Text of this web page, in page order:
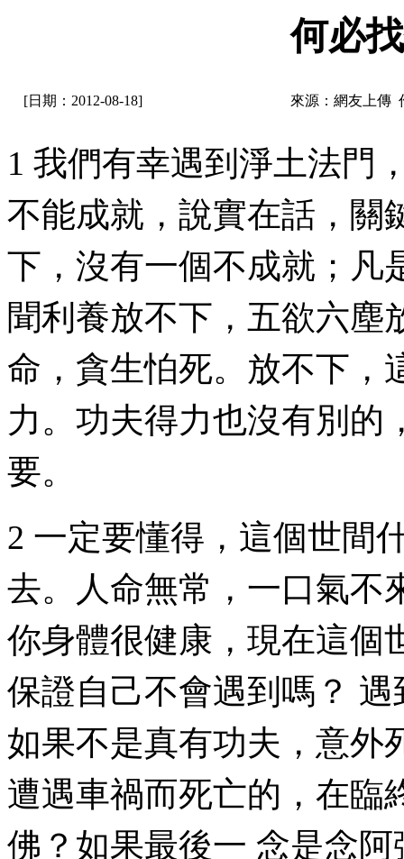
何必
[日期：2012-08-18] 來源：網友上傳
1 我們有幸遇到淨土法門
不能成就，說實在話，關
下，沒有一個不成就；凡
聞利養放不下，五欲六塵
命，貪生怕死。放不下，
力。功夫得力也沒有別的
要。
2 一定要懂得，這個世間
去。人命無常，一口氣不
你身體很健康，現在這個
保證自己不會遇到嗎？
如果不是真有功夫，意外
遭遇車禍而死亡的，在臨
佛？如果最後一 念是念